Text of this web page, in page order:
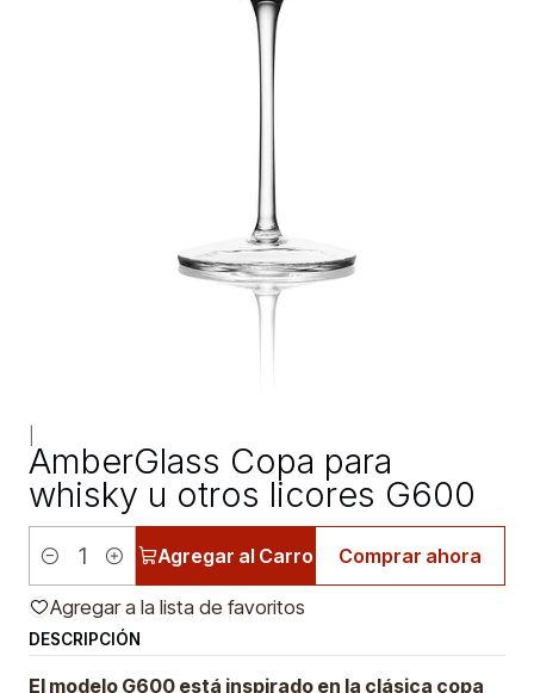
AmberGlass Copa para
whisky u otros licores G600
Cantidad
Agregar al Carro Comprar ahora
Agregar a la lista de favoritos
DESCRIPCIÓN
El modelo G600 está inspirado en la clásica copa